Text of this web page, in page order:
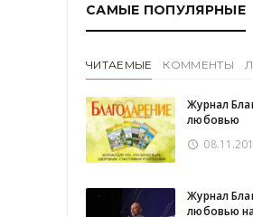
САМЫЕ ПОПУЛЯРНЫЕ
ЧИТАЕМЫЕ КОММЕНТЫ
Журнал
любовью
Журнал
любовью